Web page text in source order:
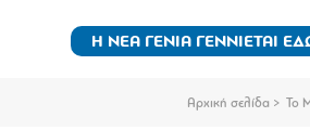
Η ΝΕΑ ΓΕΝΙΑ ΓΕΝΝΙΕΤΑΙ
Αρχική σελίδα Το